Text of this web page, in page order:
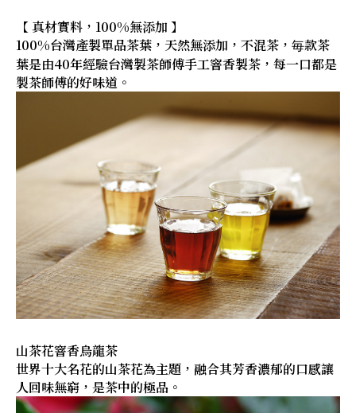
【 真材實料，100%無添加 】
100%台灣產製單品茶葉，天然無添加，不混茶，毎款茶
葉是由40年經驗台灣製茶師傅手工窨香製茶，每一口都是
製茶師傅的好味道。
山茶花窨香烏龍茶
世界十大名花的山茶花為主題，融合其芳香濃郁的口感讓
人回味無窮，是茶中的極品。